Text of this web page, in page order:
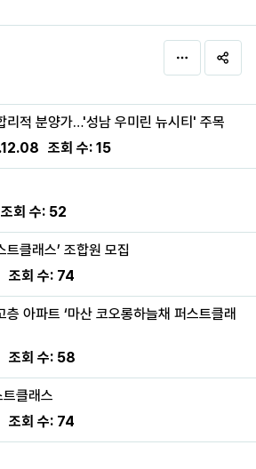
리적 분양가…'성남 우미린 뉴시티' 주목
조회 수: 15
조회 수: 52
트클래스’ 조합원 모집
조회 수: 74
아파트 ‘마산 코오롱하늘채 퍼스트클래
조회 수: 58
클래스
조회 수: 74